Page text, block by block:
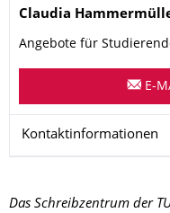
Name
Claudia
Angebote für
E-
Kontaktinformationen
Das Schreibzentrum der